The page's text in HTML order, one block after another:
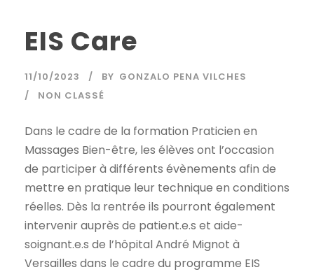
EIS Care
11/10/2023 BY GONZALO PENA VILCHES
NON CLASSÉ
Dans le cadre de la formation Praticien en
Massages Bien-être, les élèves ont l’occasion
de participer à différents évènements afin de
mettre en pratique leur technique en conditions
réelles. Dès la rentrée ils pourront également
intervenir auprès de patient.e.s et aide-
soignant.e.s de l’hôpital André Mignot à
Versailles dans le cadre du programme EIS